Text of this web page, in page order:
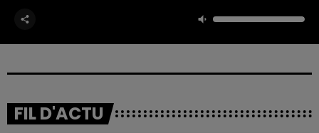
FIL D'ACTU